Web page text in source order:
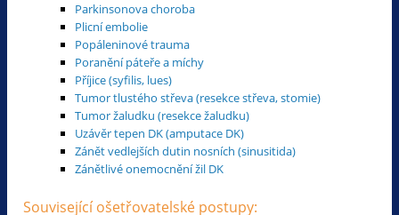
Parkinsonova choroba
Plicní embolie
Popáleninové trauma
Poranění páteře a míchy
Příjice (syfilis, lues)
Tumor tlustého střeva (resekce střeva, stomie)
Tumor žaludku (resekce žaludku)
Uzávěr tepen DK (amputace DK)
Zánět vedlejších dutin nosních (sinusitida)
Zánětlivé onemocnění žil DK
Související ošetřovatelské postupy: